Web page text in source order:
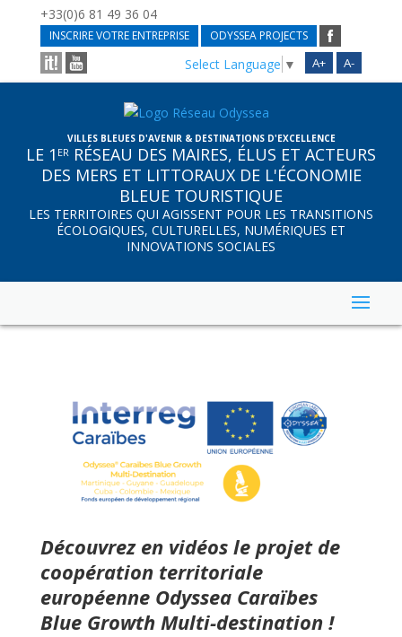
+33(0)6 81 49 36 04
INSCRIRE VOTRE ENTREPRISE ODYSSEA PROJECTS
A+ A-
Select Language ▼
VILLES BLEUES D'AVENIR & DESTINATIONS D'EXCELLENCE
LE 1 ER RÉSEAU DES MAIRES, ÉLUS ET ACTEURS
DES MERS ET LITTORAUX DE L'ÉCONOMIE
BLEUE TOURISTIQUE
LES TERRITOIRES QUI AGISSENT POUR LES TRANSITIONS
ÉCOLOGIQUES, CULTURELLES, NUMÉRIQUES ET
INNOVATIONS SOCIALES
Découvrez en vidéos le projet de
coopération territoriale
européenne Odyssea Caraïbes
Blue Growth Multi-destination !